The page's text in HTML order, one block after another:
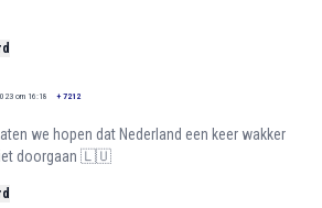
om 16:18 + 7212
we hopen dat Nederland een keer wakker
doorgaan 🇱🇺